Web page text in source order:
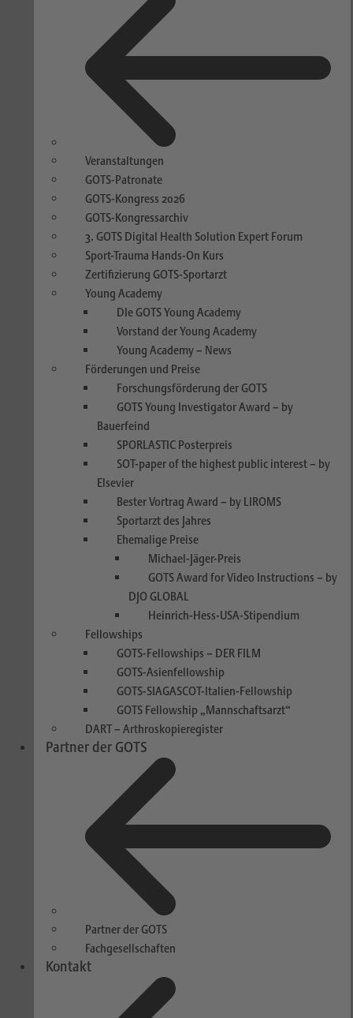
Veranstaltungen
GOTS-Patronate
GOTS-Kongress 2026
GOTS-Kongressarchiv
3. GOTS Digital Health Solution Expert Forum
Sport-Trauma Hands-On Kurs
Zertifizierung GOTS-Sportarzt
Young Academy
DIe GOTS Young Academy
Vorstand der Young Academy
Young Academy – News
Förderungen und Preise
Forschungsförderung der GOTS
GOTS Young Investigator Award – by
Bauerfeind
SPORLASTIC Posterpreis
SOT-paper of the highest public interest – by
Elsevier
Bester Vortrag Award – by LIROMS
Sportarzt des Jahres
Ehemalige Preise
Michael-Jäger-Preis
GOTS Award for Video Instructions – by
DJO GLOBAL
Heinrich-Hess-USA-Stipendium
Fellowships
GOTS-Fellowships – DER FILM
GOTS-Asienfellowship
GOTS-SIAGASCOT-Italien-Fellowship
GOTS Fellowship „Mannschaftsarzt“
DART – Arthroskopieregister
Partner der GOTS
Partner der GOTS
Fachgesellschaften
Kontakt